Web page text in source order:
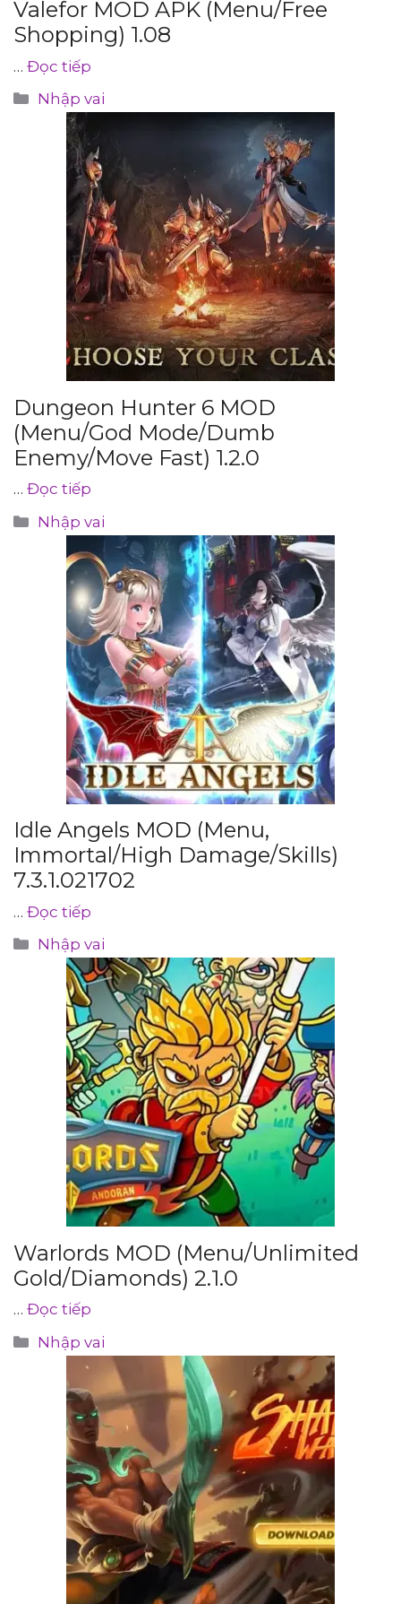
Valefor MOD APK (Menu/Free
Shopping) 1.08
… Đọc tiếp
Danh
mục
Nhập vai
Dungeon Hunter 6 MOD
(Menu/God Mode/Dumb
Enemy/Move Fast) 1.2.0
… Đọc tiếp
Danh
mục
Nhập vai
Idle Angels MOD (Menu,
Immortal/High Damage/Skills)
7.3.1.021702
… Đọc tiếp
Danh
mục
Nhập vai
Warlords MOD (Menu/Unlimited
Gold/Diamonds) 2.1.0
… Đọc tiếp
Danh
mục
Nhập vai